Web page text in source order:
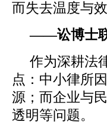
而失去温度与
——讼博士
作为深耕法
点：中小律所
源；而企业与
透明等问题。